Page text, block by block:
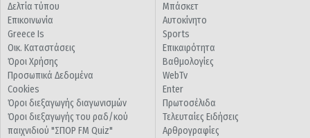
Δελτία τύπου
Επικοινωνία
Greece Is
Οικ. Καταστάσεις
Όροι Χρήσης
Προσωπικά Δεδομένα
Cookies
Όροι διεξαγωγής διαγωνισμών
Όροι διεξαγωγής του ραδ/κού
παιχνιδιού "ΣΠΟΡ FM Quiz"
Μπάσκετ
Αυτοκίνητο
Sports
Επικαιρότητα
Βαθμολογίες
WebTv
Enter
Πρωτοσέλιδα
Τελευταίες Ειδήσεις
Αρθρογραφίες